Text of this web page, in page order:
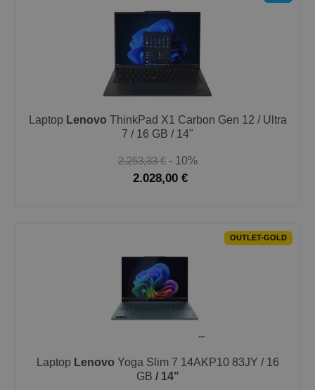
Laptop Lenovo ThinkPad X1 Carbon Gen 12 / Ultra
7 / 16 GB / 14"
2.253,33 € - 10%
2.028,00 €
OUTLET-GOLD
Laptop Lenovo Yoga Slim 7 14AKP10 83JY / 16
GB / 14"